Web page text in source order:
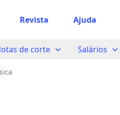
Revista Ajuda
de corte Salários